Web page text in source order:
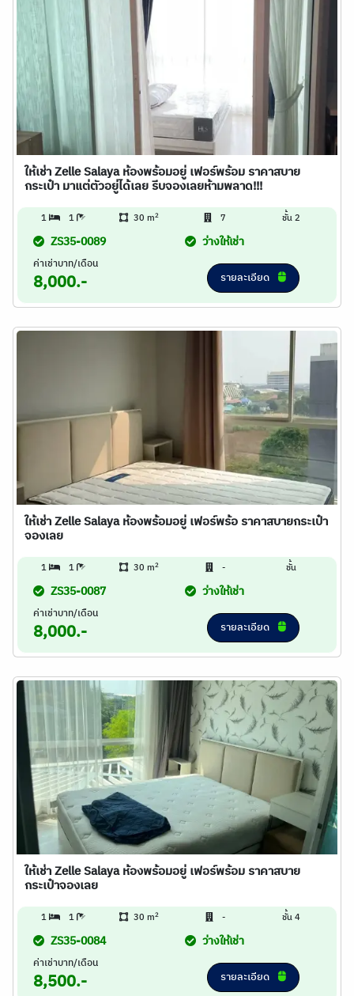
ให้เช่า Zelle Salaya ห้องพร้อมอยู่ เฟอร์พร้อม ราคาสบาย
กระเป๋า มาแต่ตัวอยู่ได้เลย รีบจองเลยห้ามพลาด!!!
1 1 30 m2 7 ชั้น 2
ZS35-0089 ว่างให้เช่า
ค่าเช่าบาท/เดือน
8,000.- รายละเอียด
ให้เช่า Zelle Salaya ห้องพร้อมอยู่ เฟอร์พร้อ ราคาสบายกระเป๋า
จองเลย
1 1 30 m2 - ชั้น
ZS35-0087 ว่างให้เช่า
ค่าเช่าบาท/เดือน
8,000.- รายละเอียด
ให้เช่า Zelle Salaya ห้องพร้อมอยู่ เฟอร์พร้อม ราคาสบาย
กระเป๋าจองเลย
1 1 30 m2 - ชั้น 4
ZS35-0084 ว่างให้เช่า
ค่าเช่าบาท/เดือน
8,500.- รายละเอียด